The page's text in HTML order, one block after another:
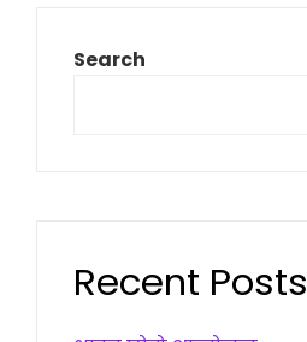
Search
Recent Posts